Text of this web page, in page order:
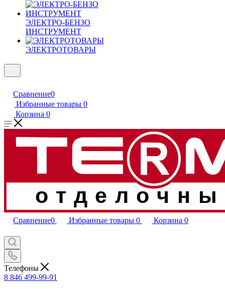
ЭЛЕКТРО-БЕНЗО
ИНСТРУМЕНТ
ЭЛЕКТРОТОВАРЫ
Сравнение0
Избранные товары 0
Корзина 0
Сравнение0 Избранные товары 0 Корзина 0
Телефоны
8 846 499-99-91